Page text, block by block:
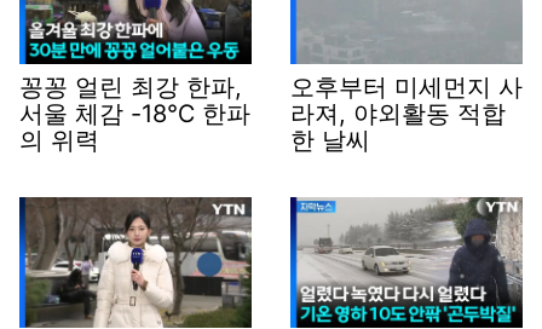
꽁꽁 얼린 최강 한파,
서울 체감 -18℃ 한파
의 위력
오후부터 미세먼지 사
라져, 야외활동 적합
한 날씨